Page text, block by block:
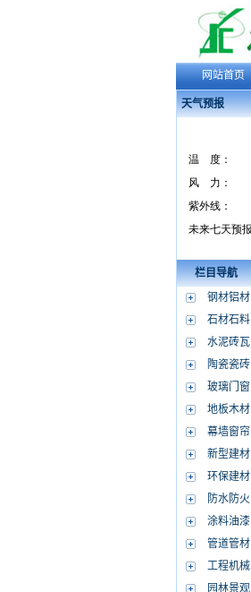
网站首页
天气预报
栏目导航
钢材铝材
石材石料
水泥砖瓦
陶瓷瓷砖
玻璃门窗
地板木材
幕墙窗帘
新型建材
环保建材
防水防火
涂料油漆
管道管材
工程机械
园林景观